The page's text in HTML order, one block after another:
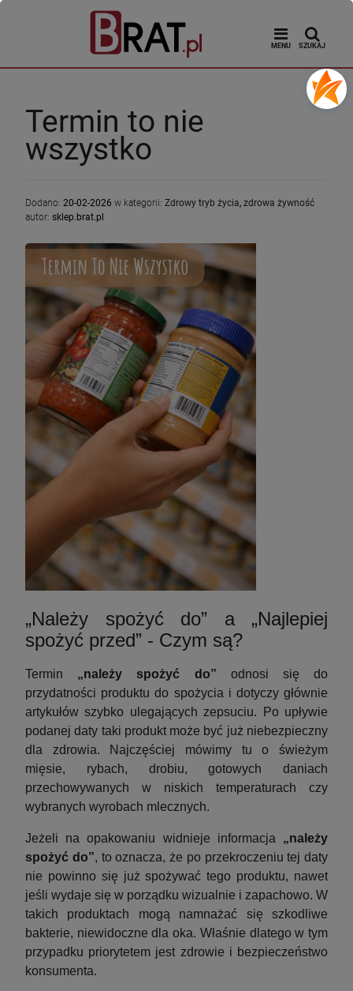
MENU SZUKAJ
Termin to nie
wszystko
Dodano: 20-02-2026 w kategorii: Zdrowy tryb życia, zdrowa żywność
autor: sklep.brat.pl
„Należy spożyć do” a „Najlepiej
spożyć przed” - Czym są?
Termin „należy spożyć do” odnosi się do
przydatności produktu do spożycia i dotyczy głównie
artykułów szybko ulegających zepsuciu. Po upływie
podanej daty taki produkt może być już niebezpieczny
dla zdrowia. Najczęściej mówimy tu o świeżym
mięsie, rybach, drobiu, gotowych daniach
przechowywanych w niskich temperaturach czy
wybranych wyrobach mlecznych.
Jeżeli na opakowaniu widnieje informacja „należy
spożyć do”, to oznacza, że po przekroczeniu tej daty
nie powinno się już spożywać tego produktu, nawet
jeśli wydaje się w porządku wizualnie i zapachowo. W
takich produktach mogą namnażać się szkodliwe
bakterie, niewidoczne dla oka. Właśnie dlatego w tym
przypadku priorytetem jest zdrowie i bezpieczeństwo
konsumenta.